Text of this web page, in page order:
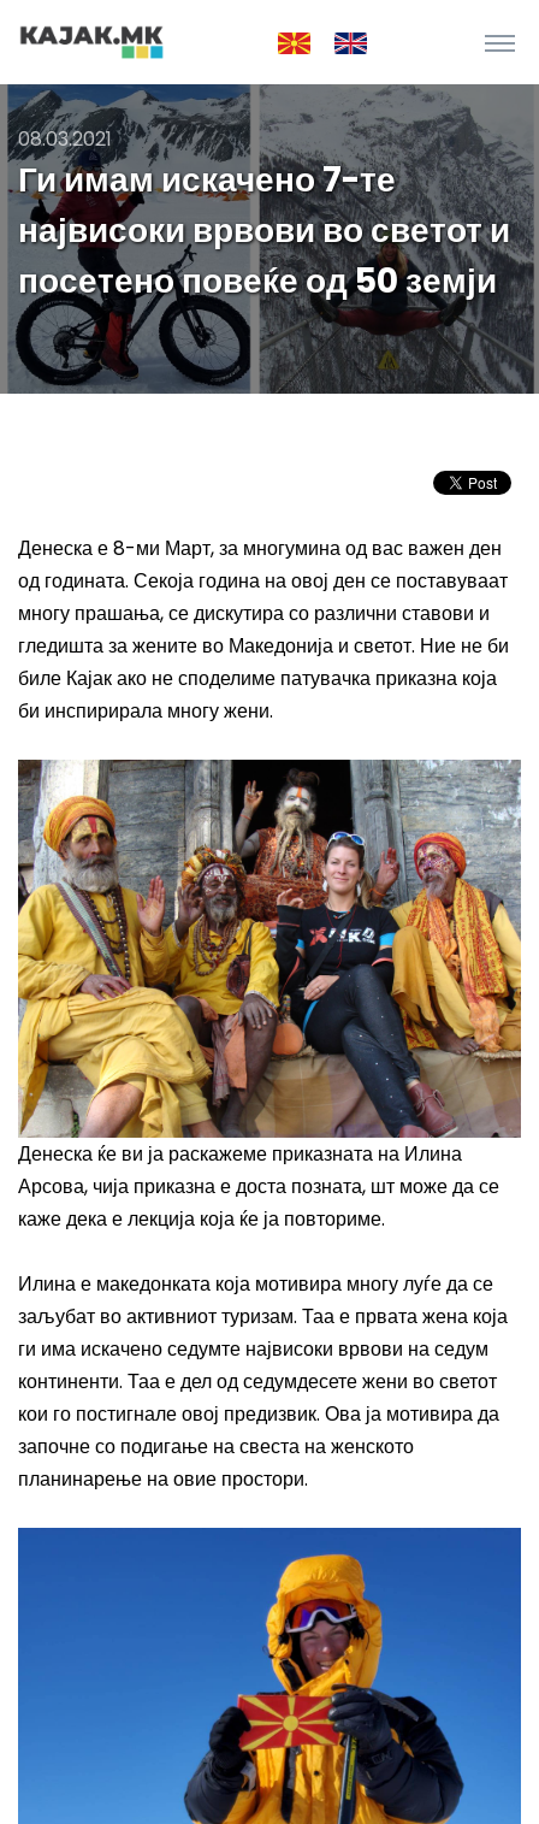
08.03.2021
Ги имам искачено 7-те
највисоки врвови во светот и
посетено повеќе од 50 земји
Денеска е 8-ми Март, за многумина од вас важен ден
од годината. Секоја година на овој ден се поставуваат
многу прашања, се дискутира со различни ставови и
гледишта за жените во Македонија и светот. Ние не би
биле Кајак ако не споделиме патувачка приказна која
би инспирирала многу жени.
Денеска ќе ви ја раскажеме приказната на Илина
Арсова, чија приказна е доста позната, шт може да се
каже дека е лекција која ќе ја повториме.
Илина е македонката која мотивира многу луѓе да се
заљубат во активниот туризам. Таа е првата жена која
ги има искачено седумте највисоки врвови на седум
континенти. Таа е дел од седумдесете жени во светот
кои го постигнале овој предизвик. Ова ја мотивира да
започне со подигање на свеста на женското
планинарење на овие простори.